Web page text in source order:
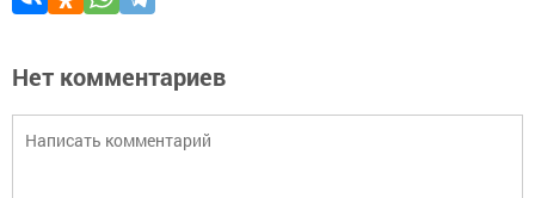
Нет комментариев